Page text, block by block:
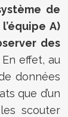
de
A)
des
En effet, au
données
que d’un
scouter